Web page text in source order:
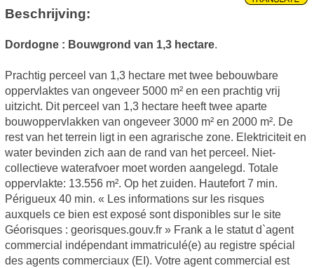
Beschrijving:
Dordogne : Bouwgrond van 1,3 hectare.
Prachtig perceel van 1,3 hectare met twee bebouwbare
oppervlaktes van ongeveer 5000 m² en een prachtig vrij
uitzicht. Dit perceel van 1,3 hectare heeft twee aparte
bouwoppervlakken van ongeveer 3000 m² en 2000 m². De
rest van het terrein ligt in een agrarische zone. Elektriciteit en
water bevinden zich aan de rand van het perceel. Niet-
collectieve waterafvoer moet worden aangelegd. Totale
oppervlakte: 13.556 m². Op het zuiden. Hautefort 7 min.
Périgueux 40 min. « Les informations sur les risques
auxquels ce bien est exposé sont disponibles sur le site
Géorisques : georisques.gouv.fr » Frank a le statut d`agent
commercial indépendant immatriculé(e) au registre spécial
des agents commerciaux (EI). Votre agent commercial est